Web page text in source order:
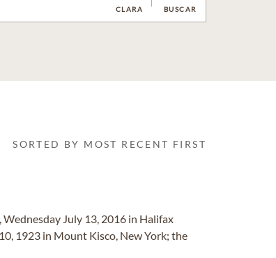
CLARA BUSCAR
SORTED BY MOST RECENT FIRST
Wednesday July 13, 2016 in Halifax
1923 in Mount Kisco, New York; the